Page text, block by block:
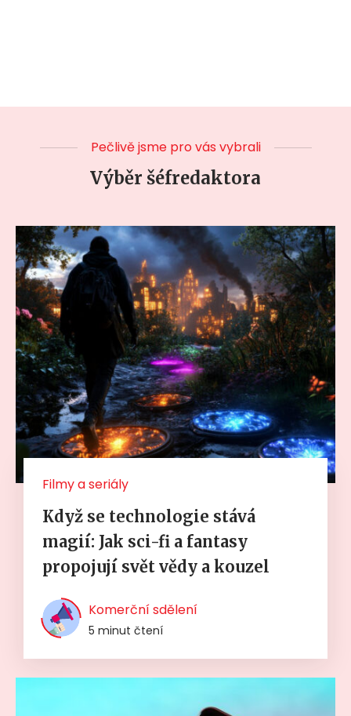
Pečlivě jsme pro vás vybrali
Výběr šéfredaktora
Filmy a seriály
Když se technologie stává
magií: Jak sci-fi a fantasy
propojují svět vědy a kouzel
Komerční sdělení
5 minut čtení